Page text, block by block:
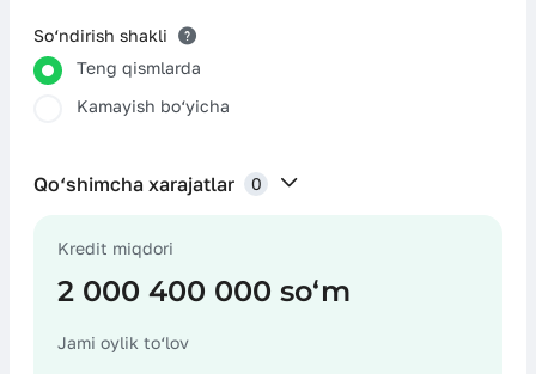
So‘ndirish shakli
Teng qismlarda
Kamayish bo‘yicha
Qo‘shimcha xarajatlar 0
Sug‘urta xarajatlari
Kredit miqdori
2 000 400 000 soʻm
Jami oylik to‘lov